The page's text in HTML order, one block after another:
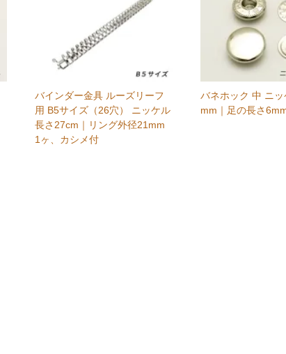
バインダー金具 ルーズリーフ
用 B5サイズ（26穴） ニッケル
長さ27cm｜リング外径21mm
1ヶ、カシメ付
バネホック 中 ニ
mm｜足の長さ